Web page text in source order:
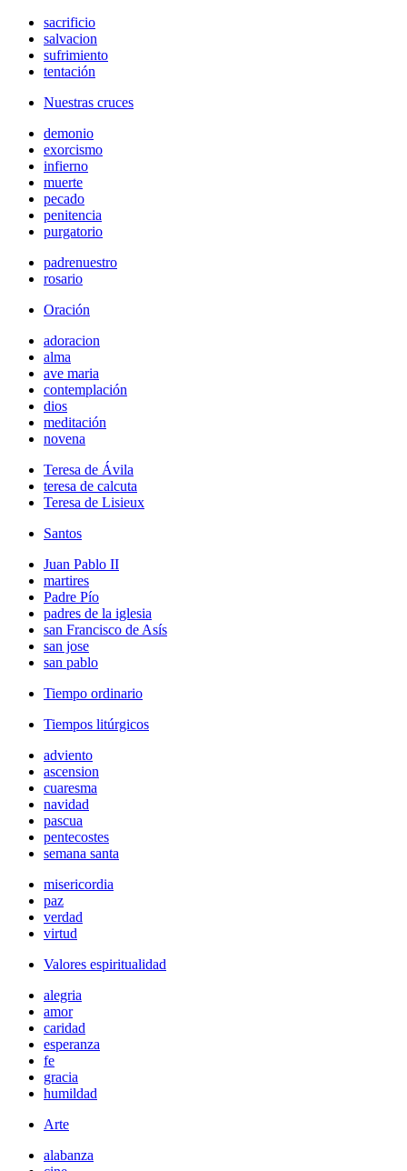
sacrificio
salvacion
sufrimiento
tentación
Nuestras cruces
demonio
exorcismo
infierno
muerte
pecado
penitencia
purgatorio
padrenuestro
rosario
Oración
adoracion
alma
ave maria
contemplación
dios
meditación
novena
Teresa de Ávila
teresa de calcuta
Teresa de Lisieux
Santos
Juan Pablo II
martires
Padre Pío
padres de la iglesia
san Francisco de Asís
san jose
san pablo
Tiempo ordinario
Tiempos litúrgicos
adviento
ascension
cuaresma
navidad
pascua
pentecostes
semana santa
misericordia
paz
verdad
virtud
Valores espiritualidad
alegria
amor
caridad
esperanza
fe
gracia
humildad
Arte
alabanza